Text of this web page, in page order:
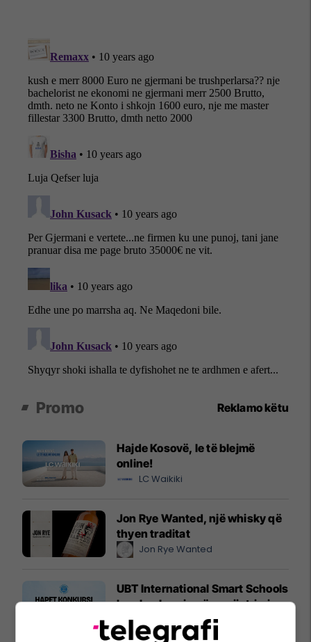
Promo Reklamo këtu
Hajde Kosovë, le të blejmë
online!
LC Waikiki
Jon Rye Wanted, një whisky që
thyen traditat
Jon Rye Wanted
UBT International Smart Schools
hap konkursin për regjistrimin e
nxënësve për vitin shkollor
2026/2027
UBT